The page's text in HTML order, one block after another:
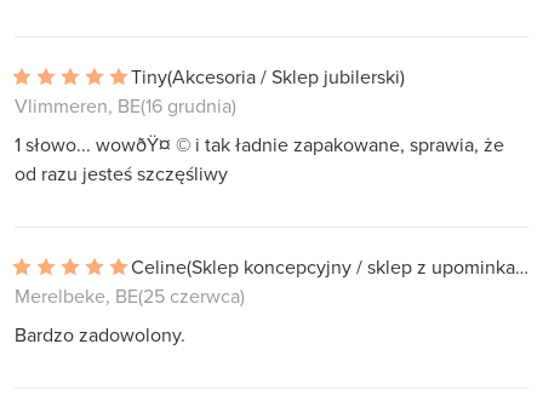
Tiny(Akcesoria / Sklep jubilerski)
Vlimmeren, BE(16 grudnia)
1 słowo... wowðŸ¤ © i tak ładnie zapakowane, sprawia, że
od razu jesteś szczęśliwy
Celine
(Sklep koncepcyjny / sklep z upominkami)
Merelbeke, BE(25 czerwca)
Bardzo zadowolony.